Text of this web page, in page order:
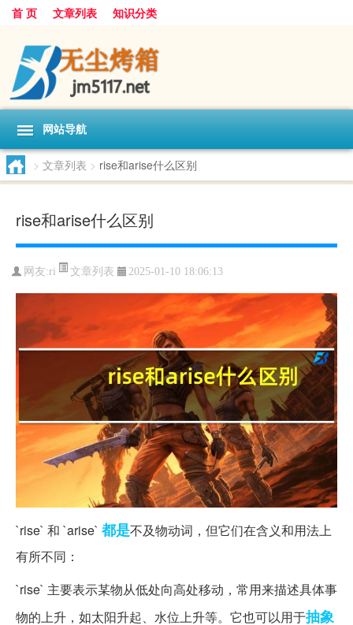
首 页 文章列表 知识分类
网站导航
> 文章列表 > rise和arise什么区别
rise和arise什么区别
网友:ri 文章列表 2025-01-10 18:06:13
`rise` 和 `arise` 都是不及物动词，但它们在含义和用法上
有所不同：
`rise` 主要表示某物从低处向高处移动，常用来描述具体事
物的上升，如太阳升起、水位上升等。它也可以用于抽象